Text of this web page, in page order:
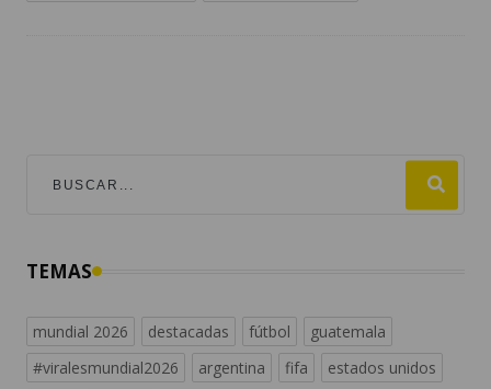
TEMAS
mundial 2026 destacadas fútbol
guatemala
#viralesmundial2026
argentina fifa
estados unidos